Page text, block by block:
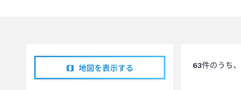
地図を表示する 63件のうち、